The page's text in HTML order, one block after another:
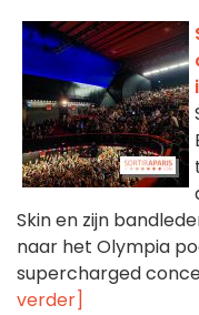
Skin en zijn
naar het Olympia
supercharged
verder]